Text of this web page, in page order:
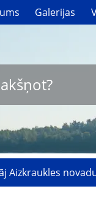
Galerijas
Aizkraukles